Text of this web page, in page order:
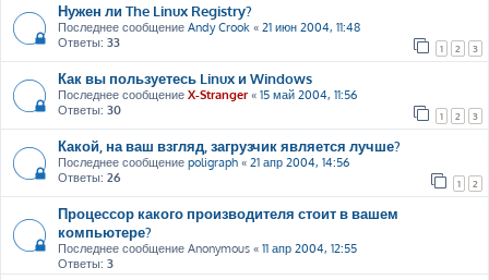
Нужен ли The Linux Registry?
Последнее сообщение Andy Crook « 21 июн 2004, 11:48
Ответы: 33 1 2 3
Как вы пользуетесь Linux и Windows
Последнее сообщение X-Stranger« 15 май 2004, 11:56
Ответы: 30 1 2 3
Какой, на ваш взгляд, загрузчик является лучше?
Последнее сообщение poligraph « 21 апр 2004, 14:56
Ответы: 26 1 2
Процессор какого производителя стоит в вашем
компьютере?
Последнее сообщение Anonymous « 11 апр 2004, 12:55
Ответы: 3